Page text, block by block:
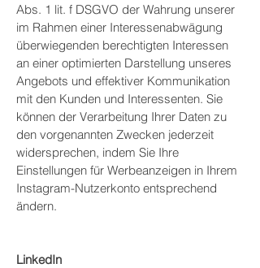
Abs. 1 lit. f DSGVO der Wahrung unserer
im Rahmen einer Interessenabwägung
überwiegenden berechtigten Interessen
an einer optimierten Darstellung unseres
Angebots und effektiver Kommunikation
mit den Kunden und Interessenten. Sie
können der Verarbeitung Ihrer Daten zu
den vorgenannten Zwecken jederzeit
widersprechen, indem Sie Ihre
Einstellungen für Werbeanzeigen in Ihrem
Instagram-Nutzerkonto entsprechend
ändern.
LinkedIn